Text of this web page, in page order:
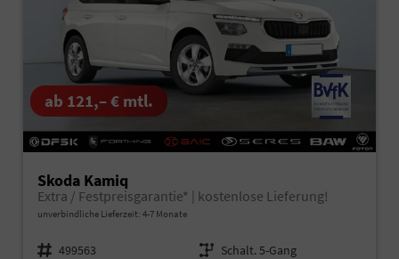
ab 121,– € mtl.
Skoda Kamiq
Extra / Festpreisgarantie* | kostenlose Lieferung!
unverbindliche Lieferzeit: 4-7 Monate
Fahrzeugnr. 499563 Getriebe Schalt. 5-Gang